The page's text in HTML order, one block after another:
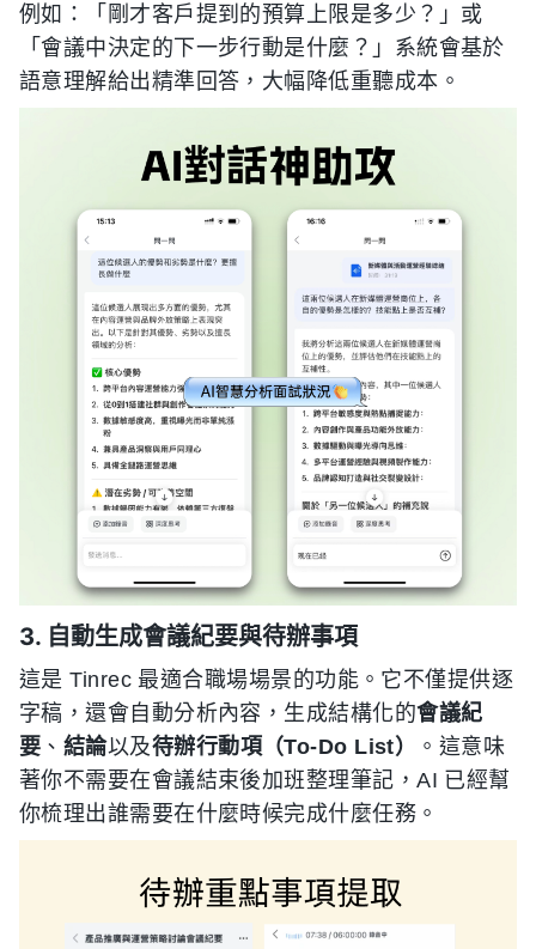
例如：「剛才客戶提到的預算上限是多少？」或
「會議中決定的下一步行動是什麼？」系統會基於
語意理解給出精準回答，大幅降低重聽成本。
3. 自動生成會議紀要與待辦事項
這是 Tinrec 最適合職場場景的功能。它不僅提供逐
字稿，還會自動分析內容，生成結構化的會議紀
要 、 結論以及待辦行動項（To-Do List）
。這意味
著你不需要在會議結束後加班整理筆記，AI 已經幫
你梳理出誰需要在什麼時候完成什麼任務。